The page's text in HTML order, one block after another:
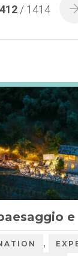
412 / 1414
e
,